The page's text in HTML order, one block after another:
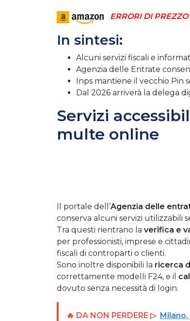
ERRORI DI
In sintesi:
Alcuni servizi fiscali e
Agenzia delle Entrate
Inps mantiene il vecchio Pin
Dal 2026 arriverà la delega
Servizi
multe online
Il portale dell’Agenzia delle
conserva alcuni servizi utilizzabili
Tra questi rientrano la verifica e
per professionisti, imprese e
fiscali di controparti o clienti.
Sono inoltre disponibili la ricerca
correttamente modelli F24, e il
dovuto senza necessità di login.
🔥 DA NON PERDERE ▷